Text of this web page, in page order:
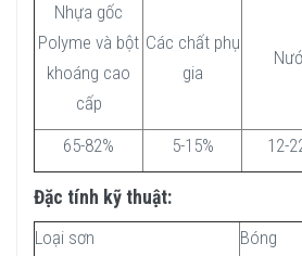
Nhựa gốc
Polyme và bột
khoáng cao
cấp
Các chất phụ
gia
65-82% 5-15% 12-
Đặc tính kỹ thuật:
Loại sơn Bóng